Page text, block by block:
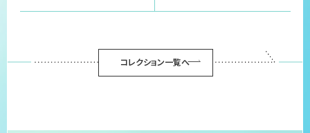
コレクション一覧へ